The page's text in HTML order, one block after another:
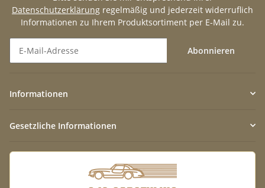
Datenschutzerklärung regelmäßig und jederzeit widerruflich
Informationen zu Ihrem Produktsortiment per E-Mail zu.
Abonnieren
Informationen
Gesetzliche Informationen